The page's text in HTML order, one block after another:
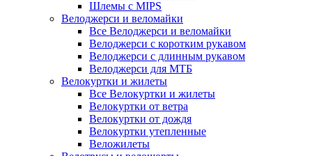
Шлемы с MIPS
Велоджерси и веломайки
Все Велоджерси и веломайки
Велоджерси с коротким рукавом
Велоджерси с длинным рукавом
Велоджерси для МТБ
Велокуртки и жилеты
Все Велокуртки и жилеты
Велокуртки от ветра
Велокуртки от дождя
Велокуртки утепленные
Веложилеты